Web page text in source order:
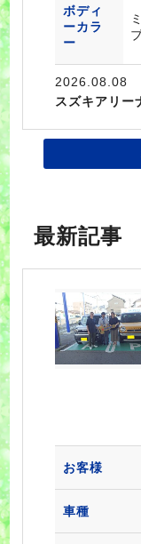
ボディ
ーカラ
ー
2026.08.08
スズキアリー
最新記事
お客様
車種